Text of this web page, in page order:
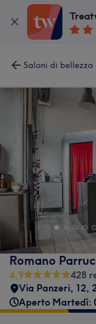
Saloni di bellezza
Romano
4,9
428
Via Panzeri, 12,
Aperto Martedì: